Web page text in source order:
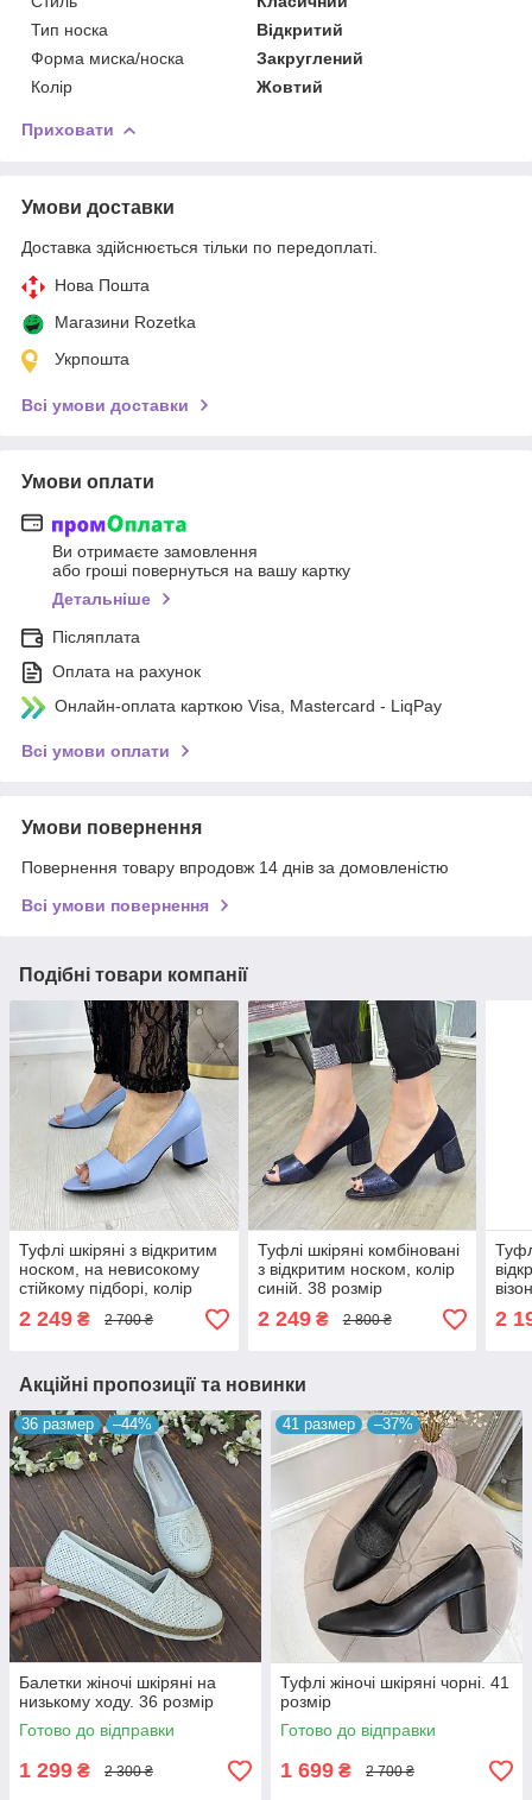
Тип носка
Відкритий
Форма миска/носка
Закруглений
Колір
Жовтий
Приховати
Умови доставки
Доставка здійснюється тільки по передоплаті.
Нова Пошта
Магазини Rozetka
Укрпошта
Всі умови доставки
Умови оплати
Ви отримаєте замовлення
або гроші повернуться на вашу картку
Детальніше
Післяплата
Оплата на рахунок
Онлайн-оплата карткою Visa, Mastercard - LiqPay
Всі умови оплати
Умови повернення
Повернення товару впродовж 14 днів за домовленістю
Всі умови повернення
Подібні товари компанії
Туфлі шкіряні з відкритим
носком, на невисокому
стійкому підборі, колір
2 249 ₴ 2 700 ₴
Туфлі шкіряні комбіновані
з відкритим носком, колір
синій. 38 розмір
2 249₴ 2 800 ₴ 2
Акційні пропозиції та новинки
36 размер –44%
Балетки жіночі шкіряні на
низькому ходу. 36 розмір
Готово до відправки
1 299 ₴ 2 300 ₴
41 размер –37%
Туфлі жіночі шкіряні чорні. 41
розмір
Готово до відправки
1 699 ₴ 2 700 ₴